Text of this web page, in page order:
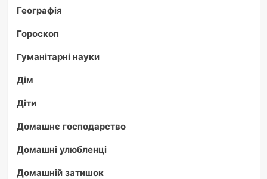
Географія
Гороскоп
Гуманітарні науки
Дім
Діти
Домашнє господарство
Домашні улюбленці
Домашній затишок